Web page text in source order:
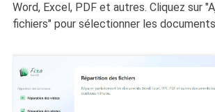
Word, Excel, PDF et autres. Cliquez sur
fichiers" pour sélectionner les